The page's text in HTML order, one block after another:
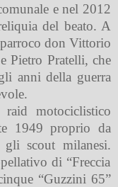
e nel 2012
del beato. A
don Vittorio
Pietro Pratelli, che
anni della guerra
motociclistico
1949 proprio da
scout milanesi.
di “Freccia
“Guzzini 65”